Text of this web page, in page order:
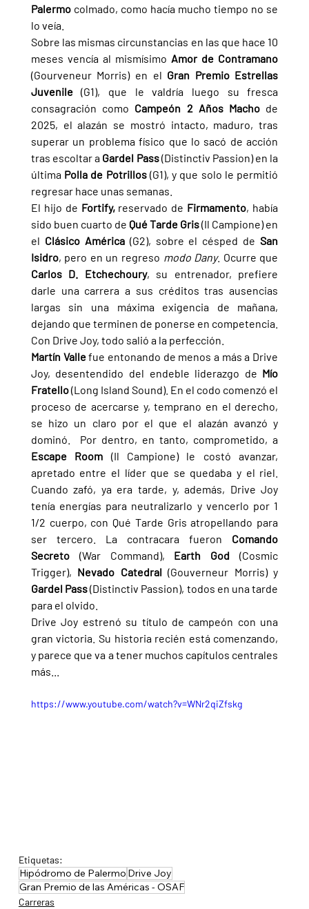
Palermo colmado, como hacía mucho tiempo no se
lo veía.
Sobre las mismas circunstancias en las que hace 10
meses vencía al mismísimo
(Gourveneur Morris) en el Gran Premio Estrellas
Juvenile (G1), que le valdría luego su fresca
consagración como Campeón 2 Años Macho de
2025, el alazán se mostró intacto, maduro, tras
superar un problema físico que lo sacó de acción
tras escoltar a Gardel Pass (Distinctiv Passion) en la
última Polla de Potrillos (G1), y que solo le permitió
regresar hace unas semanas.
El hijo de Fortify, reservado de Firmamento, había
sido buen cuarto de Qué Tarde Gris (Il Campione) en
el Clásico América (G2), sobre el césped de San
Isidro, pero en un regreso modo Dany
Carlos D. Etchechoury, su entrenador, prefiere
darle una carrera a sus créditos tras ausencias
largas sin una máxima exigencia de mañana,
dejando que terminen de ponerse en competencia.
Con Drive Joy, todo salió a la perfección.
Martín Valle fue entonando de menos a más a Drive
Joy, desentendido del endeble liderazgo de Mío
Fratello (Long Island Sound). En el codo comenzó el
proceso de acercarse y, temprano en el derecho,
se hizo un claro por el que el alazán avanzó y
Escape Room (Il Campione) le costó avanzar,
apretado entre el líder que se quedaba y el riel.
Cuando zafó, ya era tarde, y, además, Drive Joy
tenía energías para neutralizarlo y vencerlo por 1
1/2 cuerpo, con Qué Tarde Gris atropellando para
ser tercero. La contracara fueron Comando
Secreto (War Command), Earth God (Cosmic
Trigger), Nevado Catedral
Gardel Pass (Distinctiv Passion), todos en una tarde
para el olvido.
Drive Joy estrenó su título de campeón con una
gran victoria. Su historia recién está comenzando,
y parece que va a tener muchos capítulos centrales
más...
https://www.youtube.com/watch?v=WNr2qiZfskg
Etiquetas:
Hipódromo de Palermo Drive Joy
Gran Premio de las Américas - OSAF
Carreras